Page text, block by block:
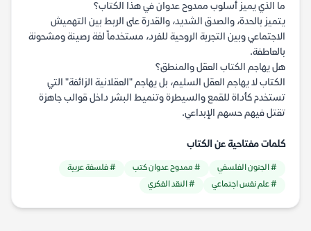
ما الذي يميز أسلوب ممدوح عدوان في هذا الكتاب؟
يتميز بالحدة، والصدق الشديد، والقدرة على الربط بين التهميش
الاجتماعي وبين التجربة الروحية للفرد، مستخدماً لغة رصينة ومشحونة
بالعاطفة.
هل يهاجم الكتاب العقل والمنطق؟
الكتاب لا يهاجم العقل السليم، بل يهاجم "العقلانية الزائفة" التي
تستخدم كأداة للقمع والسيطرة وتنميط البشر داخل قوالب جاهزة
تقتل فيهم حسهم الإبداعي.
كلمات مفتاحية عن الكتاب
# الجنون الفلسفي # ممدوح عدوان كتب
# فلسفة عربية
# علم نفس اجتماعي
# النقد الفكري